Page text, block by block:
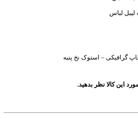
لیبل لباس
این کالا نظر بدهید.